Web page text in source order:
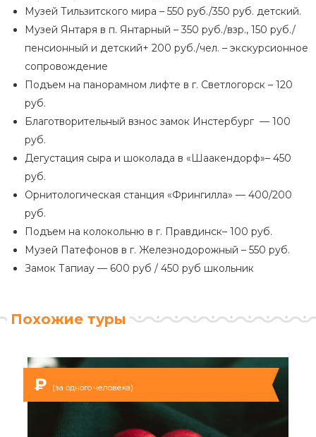
Музей Тильзитского мира – 550 руб./350 руб. детский.
Музей Янтаря в п. Янтарный – 350 руб./взр., 150 руб./
пенсионный и детский+ 200 руб./чел. – экскурсионное
сопровождение
Подъем на панорамном лифте в г. Светлогорск – 120
руб.
Благотворительный взнос замок Инстербург — 100
руб.
Дегустация сыра и шоколада в «Шаакендорф»– 450
руб.
Орнитологическая станция «Фрингилла» — 400/200
руб.
Подъем на колокольню в г. Правдинск– 100 руб.
Музей Патефонов в г. Железнодорожный – 550 руб.
Замок Тапиау — 600 руб / 450 руб школьник
Похожие туры
₽ (за одного человека)